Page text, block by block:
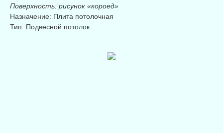
Поверхность: рисунок «короед»
Назначение: Плита потолочная
Тип: Подвесной потолок